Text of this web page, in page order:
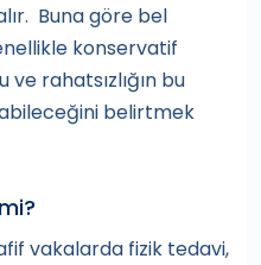
Buna göre bel
konservatif
rahatsızlığın bu
belirtmek
vakalarda fizik tedavi,